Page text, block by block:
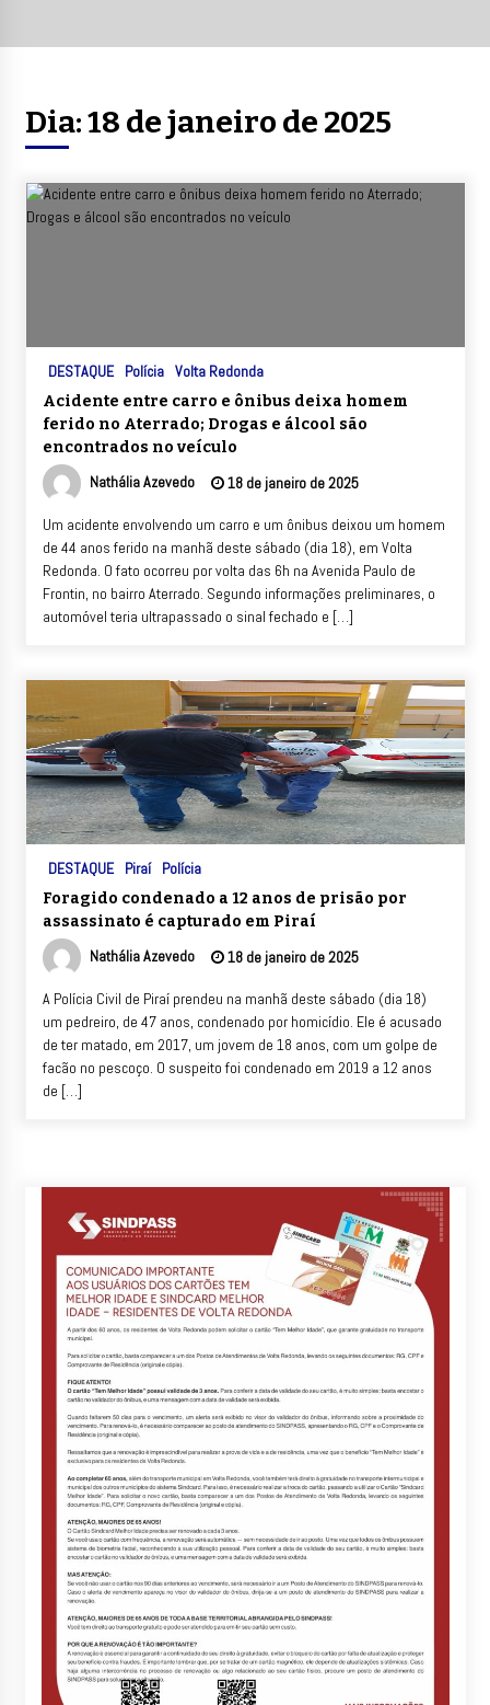
Dia:18 de janeiro de 2025
DESTAQUE Polícia Volta Redonda
Acidente entre carro e ônibus deixa homem
ferido no Aterrado; Drogas e álcool são
encontrados no veículo
Nathália Azevedo 18 de janeiro de 2025
Um acidente envolvendo um carro e um ônibus deixou um homem
de 44 anos ferido na manhã deste sábado (dia 18), em Volta
Redonda. O fato ocorreu por volta das 6h na Avenida Paulo de
Frontin, no bairro Aterrado. Segundo informações preliminares, o
automóvel teria ultrapassado o sinal fechado e […]
DESTAQUE Piraí Polícia
Foragido condenado a 12 anos de prisão por
assassinato é capturado em Piraí
Nathália Azevedo 18 de janeiro de 2025
A Polícia Civil de Piraí prendeu na manhã deste sábado (dia 18)
um pedreiro, de 47 anos, condenado por homicídio. Ele é acusado
de ter matado, em 2017, um jovem de 18 anos, com um golpe de
facão no pescoço. O suspeito foi condenado em 2019 a 12 anos
de […]